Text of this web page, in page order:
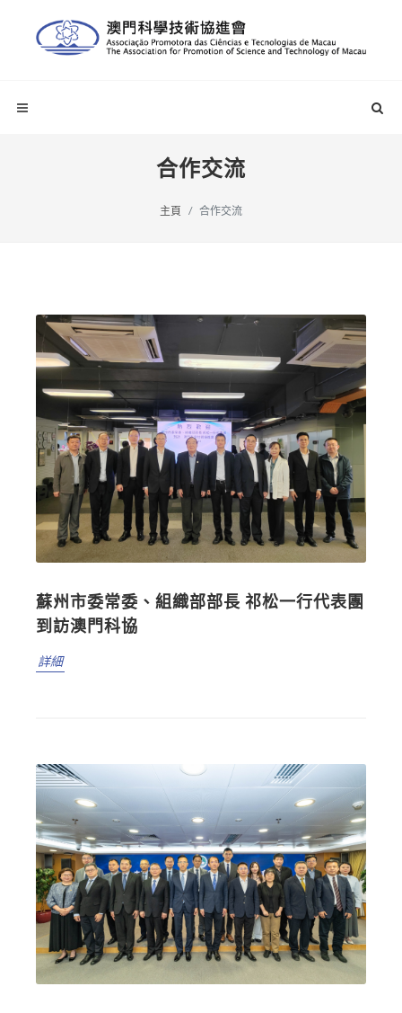
合作交流
主頁 合作交流
蘇州市委常委、組織部部長 祁松一行代表團
到訪澳門科協
詳細